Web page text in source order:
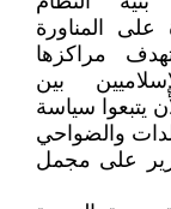
على المناورة
مراكزها
بين
يتبعوا سياسة
والضواحي
على مجمل